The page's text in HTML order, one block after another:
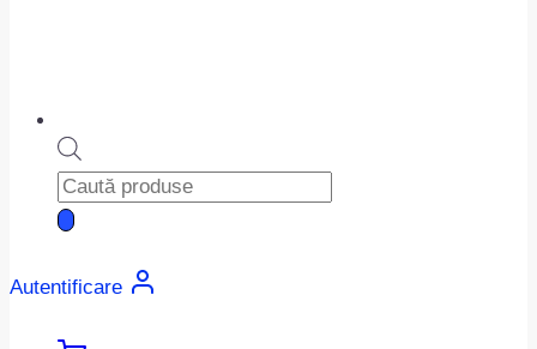
Products
search
Autentificare